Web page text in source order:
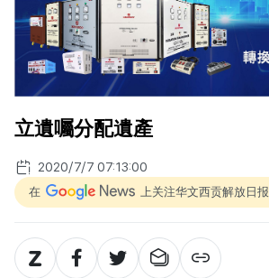
立遺囑分配遺產
2020/7/7 07:13:00
在 上关注华文西贡解放日报